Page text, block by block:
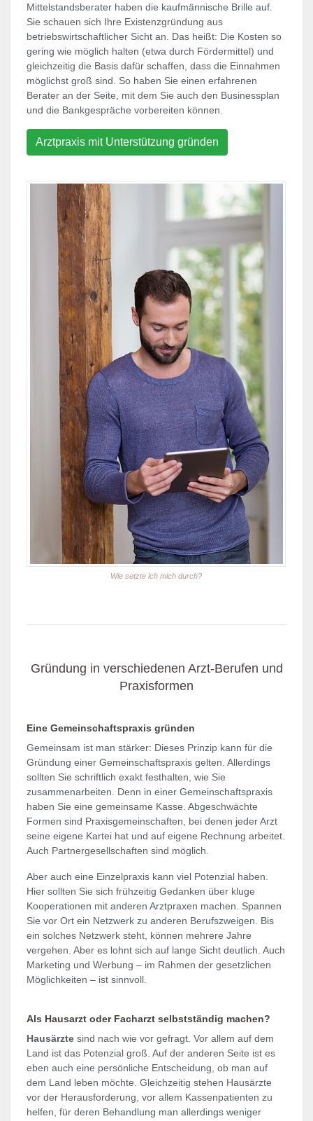
Mittelstandsberater haben die kaufmännische Brille auf.
Sie schauen sich Ihre Existenzgründung aus
betriebswirtschaftlicher Sicht an. Das heißt: Die Kosten so
gering wie möglich halten (etwa durch Fördermittel) und
gleichzeitig die Basis dafür schaffen, dass die Einnahmen
möglichst groß sind. So haben Sie einen erfahrenen
Berater an der Seite, mit dem Sie auch den Businessplan
und die Bankgespräche vorbereiten können.
Arztpraxis mit Unterstützung gründen
Wie setzte ich mich durch?
Gründung in verschiedenen Arzt-Berufen und
Praxisformen
Eine Gemeinschaftspraxis gründen
Gemeinsam ist man stärker: Dieses Prinzip kann für die
Gründung einer Gemeinschaftspraxis gelten. Allerdings
sollten Sie schriftlich exakt festhalten, wie Sie
zusammenarbeiten. Denn in einer Gemeinschaftspraxis
haben Sie eine gemeinsame Kasse. Abgeschwächte
Formen sind Praxisgemeinschaften, bei denen jeder Arzt
seine eigene Kartei hat und auf eigene Rechnung arbeitet.
Auch Partnergesellschaften sind möglich.
Aber auch eine Einzelpraxis kann viel Potenzial haben.
Hier sollten Sie sich frühzeitig Gedanken über kluge
Kooperationen mit anderen Arztpraxen machen. Spannen
Sie vor Ort ein Netzwerk zu anderen Berufszweigen. Bis
ein solches Netzwerk steht, können mehrere Jahre
vergehen. Aber es lohnt sich auf lange Sicht deutlich. Auch
Marketing und Werbung – im Rahmen der gesetzlichen
Möglichkeiten – ist sinnvoll.
Als Hausarzt oder Facharzt selbstständig machen?
Hausärztesind nach wie vor gefragt. Vor allem auf dem
Land ist das Potenzial groß. Auf der anderen Seite ist es
eben auch eine persönliche Entscheidung, ob man auf
dem Land leben möchte. Gleichzeitig stehen Hausärzte
vor der Herausforderung, vor allem Kassenpatienten zu
helfen, für deren Behandlung man allerdings weniger